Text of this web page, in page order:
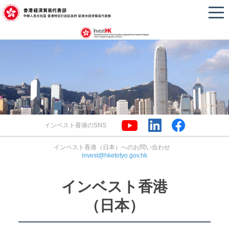
インベスト香港のSNS
インベスト香港（日本）へのお問い合わせ
invest@hketotyo.gov.hk
インベスト香港
（日本）